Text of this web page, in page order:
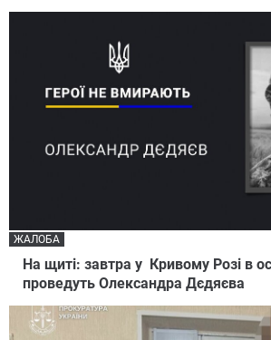
На щиті: завтра у Кривому Розі в
проведуть Олександра Дєдяєва
ЖАЛОБА